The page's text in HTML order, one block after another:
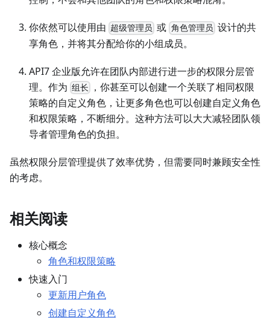
你依然可以使用由 超级管理员 或 角色管理员 设计的共
享角色，并将其分配给你的小组成员。
API7 企业版允许在团队内部进行进一步的权限分层管
理。作为 组长
，你甚至可以创建一个关联了相同权限
策略的自定义角色，让更多角色也可以创建自定义角色
和权限策略，不断细分。这种方法可以大大减轻团队领
导者管理角色的负担。
虽然权限分层管理提供了效率优势，但需要同时兼顾安全性
的考虑。
相关阅读
核心概念
角色和权限策略
快速入门
更新用户角色
创建自定义角色